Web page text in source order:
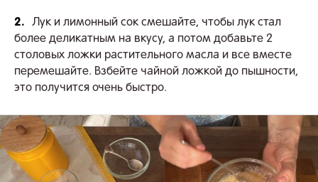
2.
Лук и лимонный сок смешайте, чтобы лук стал
более деликатным на вкусу, а потом добавьте 2
столовых ложки растительного масла и все вместе
перемешайте. Взбейте чайной ложкой до пышности,
это получится очень быстро.